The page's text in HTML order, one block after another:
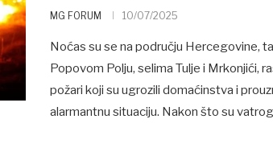
MG FORUM 10/07/2025
Noćas su se na području Hercegovine,
Popovom Polju, selima Tulje i Mrkonjići,
požari koji su ugrozili domaćinstva i
alarmantnu situaciju. Nakon što su